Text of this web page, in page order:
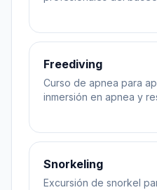
Freediving
Curso de apnea para
inmersión en apnea y
Snorkeling
Excursión de snorkel